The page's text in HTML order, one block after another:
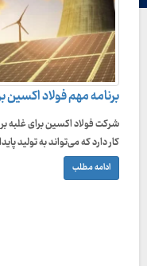
برنامه مهم فولاد اکسین
شرکت فولاد اکسین برای غلبه
کار دارد که می‌تواند به تولید
ادامه مطلب